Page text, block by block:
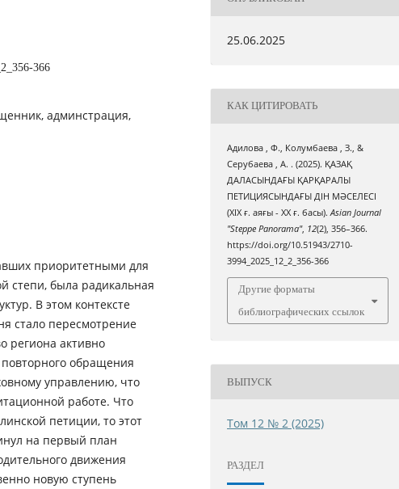
366
админстрация,
приоритетными для
степи, была радикальная
В этом контексте
стало пересмотрение
региона активно
обращения
управлению, что
работе. Что
петиции, то этот
на первый план
движения
новую ступень
25.06.2025
КАК ЦИТИРОВАТЬ
Адилова , Ф., Колумбаева , З., &
Серубаева , А. . (2025). ҚАЗАҚ
ДАЛАСЫНДАҒЫ ҚАРҚАРАЛЫ
ПЕТИЦИЯСЫНДАҒЫ ДІН МӘСЕЛЕСІ
(ХІХ ғ. аяғы - ХХ ғ. басы).Asian Journal
"Steppe Panorama", 12(2), 356–366.
https://doi.org/10.51943/2710-
3994_2025_12_2_356-366
Другие форматы
библиографических ссылок
ВЫПУСК
Том 12 № 2 (2025)
РАЗДЕЛ